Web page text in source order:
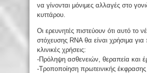
να γίνονται μόνιμες αλλαγές στο
κυττάρου.
Οι ερευνητές πιστεύουν ότι αυτό το
στόχευσης RNA θα είναι χρήσιμα για
κλινικές χρήσεις:
-Πρόληψη ασθενειών, θεραπεία και
-Τροποποίηση πρωτεινικής έκφρασης